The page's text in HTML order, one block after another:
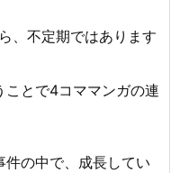
、不定期ではあります
ことで4コママンガの連
の中で、成長してい